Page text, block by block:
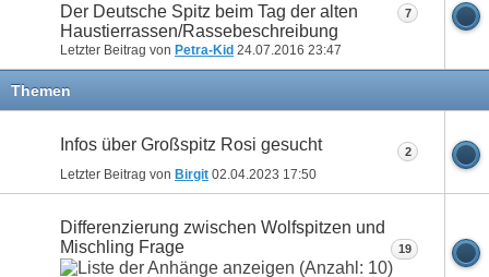
Der Deutsche Spitz beim Tag der alten
Haustierrassen/Rassebeschreibung
Letzter Beitrag von Petra-Kid 24.07.2016 23:47
7
Themen
Infos über Großspitz Rosi gesucht
Letzter Beitrag von Birgit 02.04.2023 17:50
2
Differenzierung zwischen Wolfspitzen und
Mischling Frage
19